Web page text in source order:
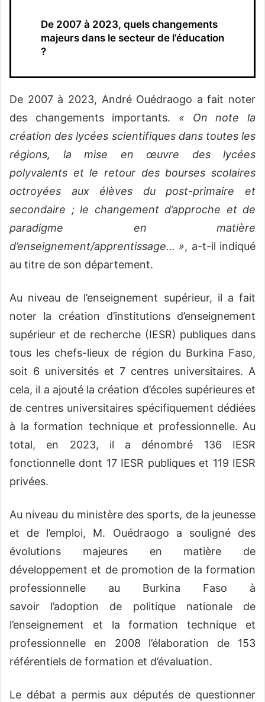
De 2007 à 2023, quels changements
majeurs dans le secteur de l’éducation
?
De 2007 à 2023, André Ouédraogo a fait noter
des changements importants. « On note la
création des lycées scientifiques dans toutes les
régions, la mise en œuvre des lycées
polyvalents et le retour des bourses scolaires
octroyées aux élèves du post-primaire et
secondaire ; le changement d’approche et de
paradigme en matière
d’enseignement/apprentissage… », a-t-il indiqué
au titre de son département.
Au niveau de l’enseignement supérieur, il a fait
noter la création d’institutions d’enseignement
supérieur et de recherche (IESR) publiques dans
tous les chefs-lieux de région du Burkina Faso,
soit 6 universités et 7 centres universitaires. A
cela, il a ajouté la création d’écoles supérieures et
de centres universitaires spécifiquement dédiées
à la formation technique et professionnelle. Au
total, en 2023, il a dénombré 136 IESR
fonctionnelle dont 17 IESR publiques et 119 IESR
privées.
Au niveau du ministère des sports, de la jeunesse
et de l’emploi, M. Ouédraogo a souligné des
évolutions majeures en matière de
développement et de promotion de la formation
professionnelle au Burkina Faso à
savoir l’adoption de politique nationale de
l’enseignement et la formation technique et
professionnelle en 2008 l’élaboration de 153
référentiels de formation et d’évaluation.
Le débat a permis aux députés de questionner